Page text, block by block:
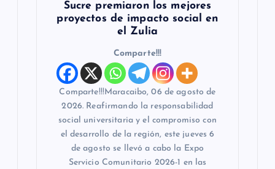
Sucre premiaron los mejores
proyectos de impacto social en
el Zulia
Comparte!!!
Comparte!!!Maracaibo, 06 de agosto de
2026. Reafirmando la responsabilidad
social universitaria y el compromiso con
el desarrollo de la región, este jueves 6
de agosto se llevó a cabo la Expo
Servicio Comunitario 2026-1 en las